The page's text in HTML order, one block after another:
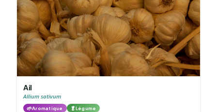
Ail
Allium sativum
🌱Aromatique 🥬Légume